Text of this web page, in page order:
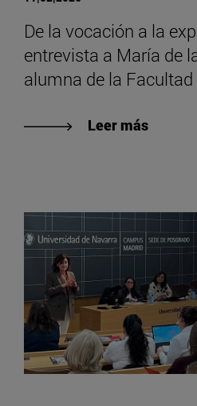
De la vocación a la
entrevista a María de
alumna de la
Leer más